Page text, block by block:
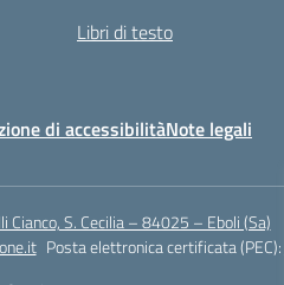
Libri di testo
di accessibilitàNote legali
Cianco, S. Cecilia – 84025 – Eboli (Sa)
Posta elettronica certificata (PEC):